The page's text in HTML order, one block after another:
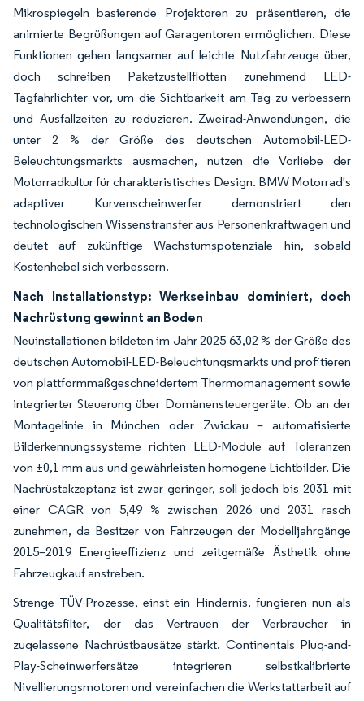
Mikrospiegeln basierende Projektoren zu präsentieren, die
animierte Begrüßungen auf Garagentoren ermöglichen. Diese
Funktionen gehen langsamer auf leichte Nutzfahrzeuge über,
doch schreiben Paketzustellflotten zunehmend LED-
Tagfahrlichter vor, um die Sichtbarkeit am Tag zu verbessern
und Ausfallzeiten zu reduzieren. Zweirad-Anwendungen, die
unter 2 % der Größe des deutschen Automobil-LED-
Beleuchtungsmarkts ausmachen, nutzen die Vorliebe der
Motorradkultur für charakteristisches Design. BMW Motorrad's
adaptiver Kurvenscheinwerfer demonstriert den
technologischen Wissenstransfer aus Personenkraftwagen und
deutet auf zukünftige Wachstumspotenziale hin, sobald
Kostenhebel sich verbessern.
Nach Installationstyp: Werkseinbau dominiert, doch
Nachrüstung gewinnt an Boden
Neuinstallationen bildeten im Jahr 2025 63,02 % der Größe des
deutschen Automobil-LED-Beleuchtungsmarkts und profitieren
von plattformmaßgeschneidertem Thermomanagement sowie
integrierter Steuerung über Domänensteuergeräte. Ob an der
Montagelinie in München oder Zwickau – automatisierte
Bilderkennungssysteme richten LED-Module auf Toleranzen
von ±0,1 mm aus und gewährleisten homogene Lichtbilder. Die
Nachrüstakzeptanz ist zwar geringer, soll jedoch bis 2031 mit
einer CAGR von 5,49 % zwischen 2026 und 2031 rasch
zunehmen, da Besitzer von Fahrzeugen der Modelljahrgänge
2015–2019 Energieeffizienz und zeitgemäße Ästhetik ohne
Fahrzeugkauf anstreben.
Strenge TÜV-Prozesse, einst ein Hindernis, fungieren nun als
Qualitätsfilter, der das Vertrauen der Verbraucher in
zugelassene Nachrüstbausätze stärkt. Continentals Plug-and-
Play-Scheinwerfersätze integrieren selbstkalibrierte
Nivellierungsmotoren und vereinfachen die Werkstattarbeit auf